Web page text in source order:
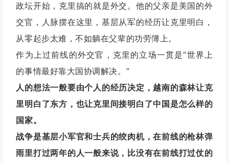
政坛开始，克里搞的就是外交。他的父亲是美国的外
交官，人脉摆在这里，基层从军的经历让克里明白，
从零起步太难，不如躺在父辈的功劳簿上。
作为上过前线的外交官，克里的立场一贯是“世界上
的事情最好靠大国协调解决。”
人的想法一般要由个人的经历决定，越南的森林让克
里明白了东方，也让克里间接明白了中国是怎么样的
国家。
战争是基层小军官和士兵的绞肉机，在前线的枪林弹
雨里打过两年的人一般来说，比没有在前线打过仗的